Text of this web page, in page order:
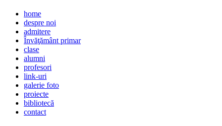
home
despre noi
admitere
Învăţământ primar
clase
alumni
profesori
link-uri
galerie foto
proiecte
bibliotecă
contact